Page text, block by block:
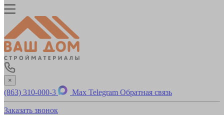
×
(863) 310-000-3 Max Telegram Обратная связь
Заказать звонок